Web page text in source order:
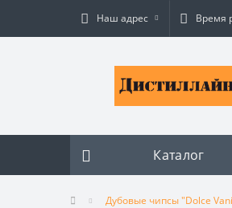
Наш адрес Время
Каталог
Дубовые чипсы "Dolce